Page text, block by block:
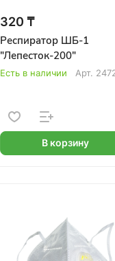
320 ₸
Респиратор ШБ-1
"Лепесток-200"
Есть в наличии Арт.
В корзину